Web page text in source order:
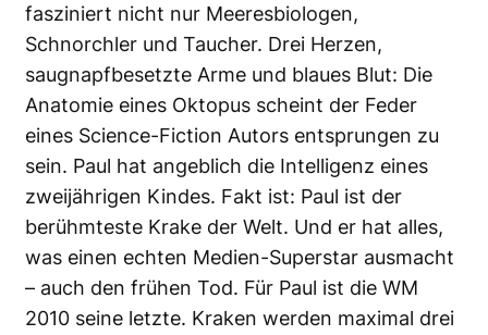
fasziniert nicht nur Meeresbiologen,
Schnorchler und Taucher. Drei Herzen,
saugnapfbesetzte Arme und blaues Blut: Die
Anatomie eines Oktopus scheint der Feder
eines Science-Fiction Autors entsprungen zu
sein. Paul hat angeblich die Intelligenz eines
zweijährigen Kindes. Fakt ist: Paul ist der
berühmteste Krake der Welt. Und er hat alles,
was einen echten Medien-Superstar ausmacht
– auch den frühen Tod. Für Paul ist die WM
2010 seine letzte. Kraken werden maximal drei